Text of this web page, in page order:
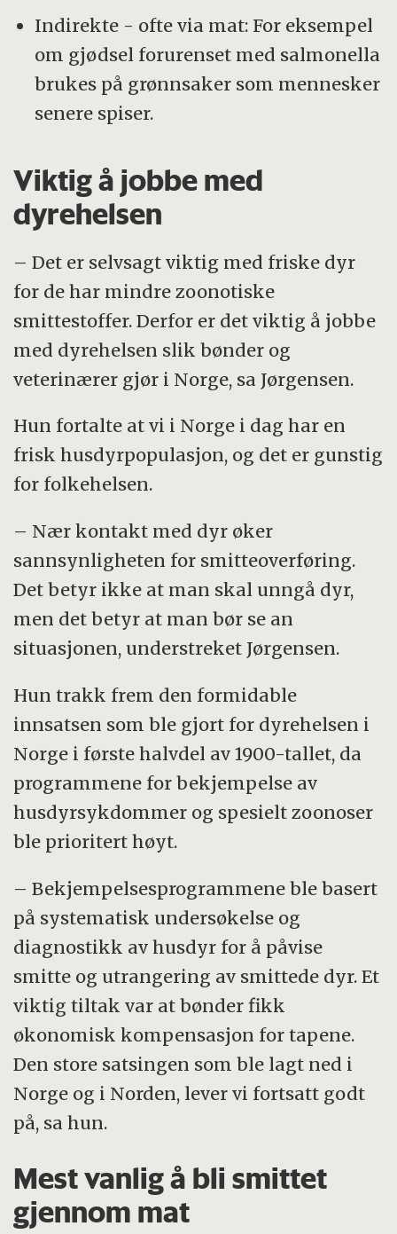
Indirekte - ofte via mat: For eksempel
om gjødsel forurenset med salmonella
brukes på grønnsaker som mennesker
senere spiser.
Viktig å jobbe med
dyrehelsen
– Det er selvsagt viktig med friske dyr
for de har mindre zoonotiske
smittestoffer. Derfor er det viktig å jobbe
med dyrehelsen slik bønder og
veterinærer gjør i Norge, sa Jørgensen.
Hun fortalte at vi i Norge i dag har en
frisk husdyrpopulasjon, og det er gunstig
for folkehelsen.
– Nær kontakt med dyr øker
sannsynligheten for smitteoverføring.
Det betyr ikke at man skal unngå dyr,
men det betyr at man bør se an
situasjonen, understreket Jørgensen.
Hun trakk frem den formidable
innsatsen som ble gjort for dyrehelsen i
Norge i første halvdel av 1900-tallet, da
programmene for bekjempelse av
husdyrsykdommer og spesielt zoonoser
ble prioritert høyt.
– Bekjempelsesprogrammene ble basert
på systematisk undersøkelse og
diagnostikk av husdyr for å påvise
smitte og utrangering av smittede dyr. Et
viktig tiltak var at bønder fikk
økonomisk kompensasjon for tapene.
Den store satsingen som ble lagt ned i
Norge og i Norden, lever vi fortsatt godt
på, sa hun.
Mest vanlig å bli smittet
gjennom mat